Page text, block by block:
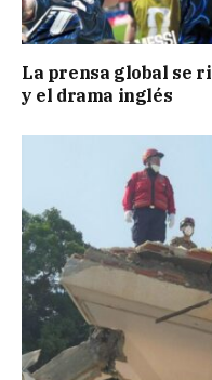
La prensa global se
y el drama inglés